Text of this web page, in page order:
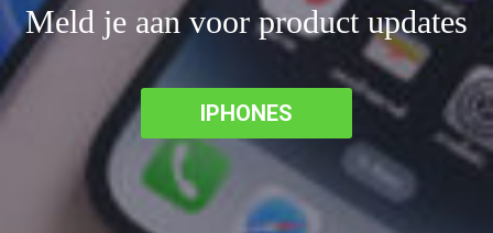
Meld je aan voor product updates
IPHONES